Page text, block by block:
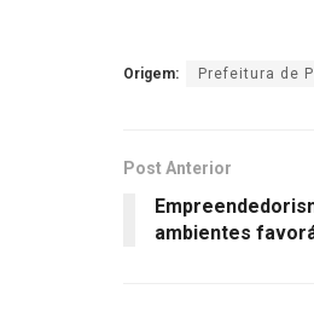
Origem: Prefeitura de
Post Anterior
ambientes